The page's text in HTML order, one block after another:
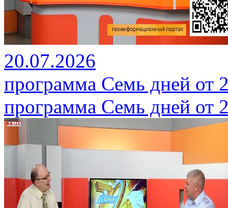
20.07.2026
программа Семь дней от
программа Семь дней от